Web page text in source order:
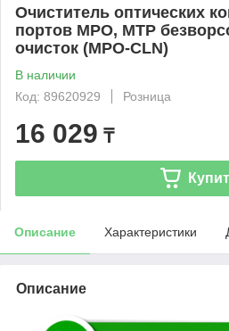
Очиститель оптических
портов MPO, MTP
очисток (MPO-CLN)
В наличии
Код: 89620929
Розница
16 029 ₸
Описание Характеристики
Описание